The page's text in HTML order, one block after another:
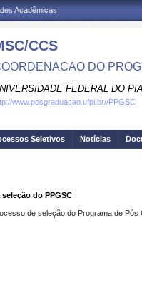
Acadêmicas
CCS
DO
FEDERAL DO
www.posgraduacao.ufpi.br//PPGSC
Seletivos Notícias
do PPGSC
de seleção do Programa de Pós